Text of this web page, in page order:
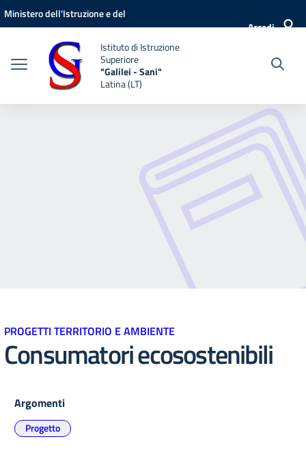
Vai ai contenuti
Vai al menu di navigazione
Vai al footer
Ministero dell'Istruzione e del
Accedi
Istituto di Istruzione
Superiore
"Galilei - Sani"
Latina (LT)
PROGETTI TERRITORIO E AMBIENTE
Consumatori ecosostenibili
Argomenti
Progetto